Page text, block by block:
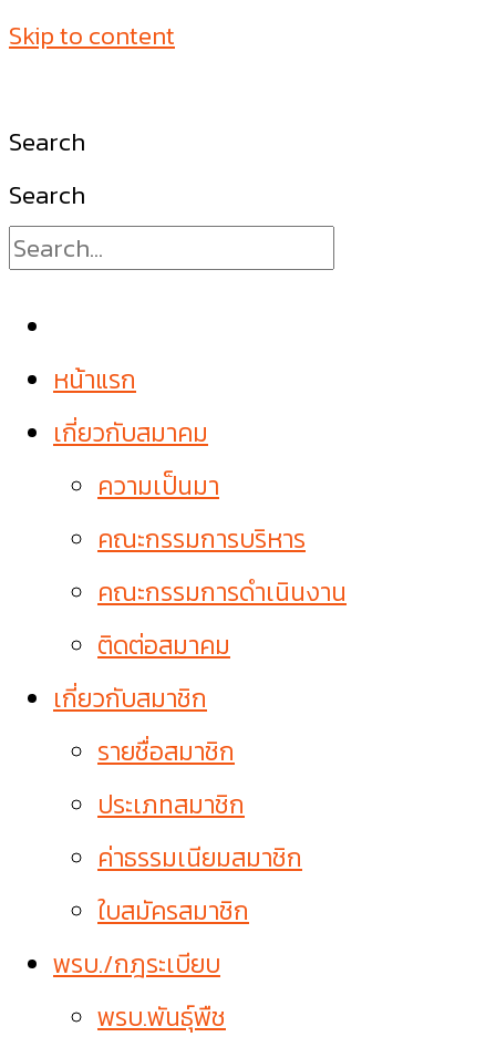
Skip to content
Search
Search
หน้าแรก
เกี่ยวกับสมาคม
ความเป็นมา
คณะกรรมการบริหาร
คณะกรรมการดำเนินงาน
ติดต่อสมาคม
เกี่ยวกับสมาชิก
รายชื่อสมาชิก
ประเภทสมาชิก
ค่าธรรมเนียมสมาชิก
ใบสมัครสมาชิก
พรบ./กฎระเบียบ
พรบ.พันธุ์พืช